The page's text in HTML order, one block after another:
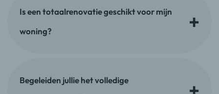
Is een totaalrenovatie geschikt voor mijn
woning?
Begeleiden jullie het volledige